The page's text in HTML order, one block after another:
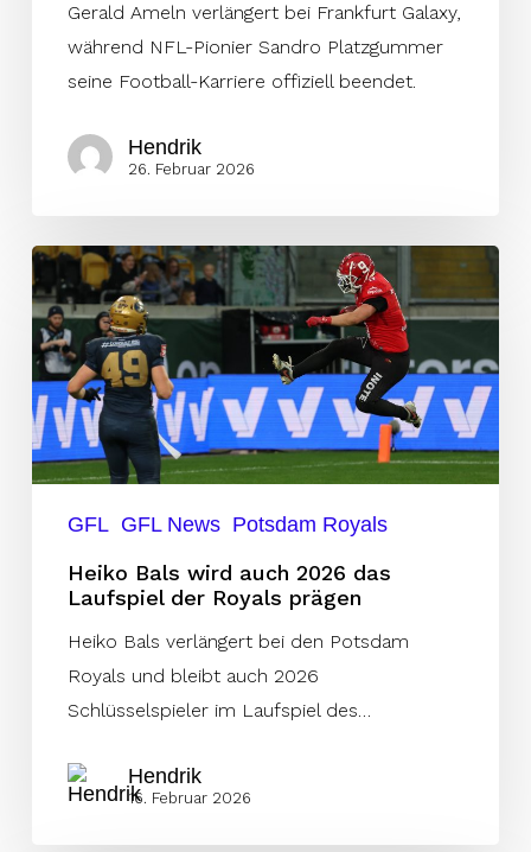
Gerald Ameln verlängert bei Frankfurt Galaxy,
während NFL-Pionier Sandro Platzgummer
seine Football-Karriere offiziell beendet.
Hendrik
26. Februar 2026
Heiko
Bals
wird
auch
2026
das
Laufspiel
Royals
prägen
GFL GFL News Potsdam Royals
Heiko Bals wird auch 2026 das
Laufspiel der Royals prägen
Heiko Bals verlängert bei den Potsdam
Royals und bleibt auch 2026
Schlüsselspieler im Laufspiel des…
Hendrik
16. Februar 2026